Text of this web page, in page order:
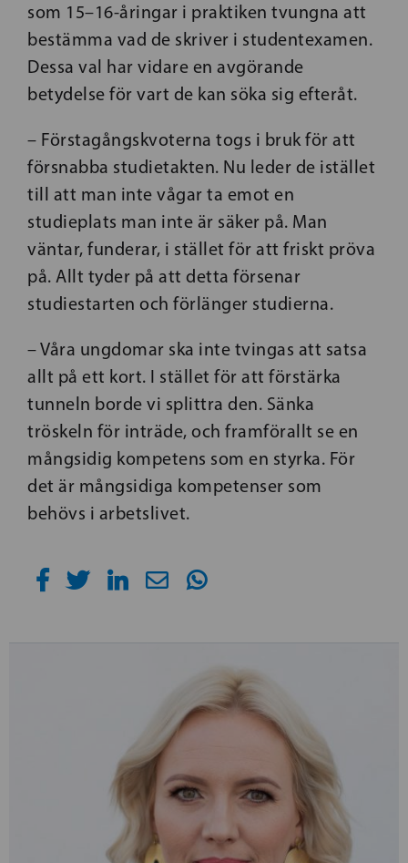
som 15–16-åringar i praktiken tvungna att
bestämma vad de skriver i studentexamen.
Dessa val har vidare en avgörande
betydelse för vart de kan söka sig efteråt.
– Förstagångskvoterna togs i bruk för att
försnabba studietakten. Nu leder de istället
till att man inte vågar ta emot en
studieplats man inte är säker på. Man
väntar, funderar, i stället för att friskt pröva
på. Allt tyder på att detta försenar
studiestarten och förlänger studierna.
– Våra ungdomar ska inte tvingas att satsa
allt på ett kort. I stället för att förstärka
tunneln borde vi splittra den. Sänka
tröskeln för inträde, och framförallt se en
mångsidig kompetens som en styrka. För
det är mångsidiga kompetenser som
behövs i arbetslivet.